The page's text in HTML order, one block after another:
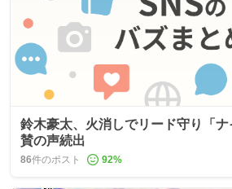
鈴木豪太、火消しでリード守り「
賛の声続出
86件のポスト 92%